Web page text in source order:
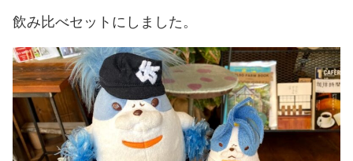
飲み比べセットにしました。